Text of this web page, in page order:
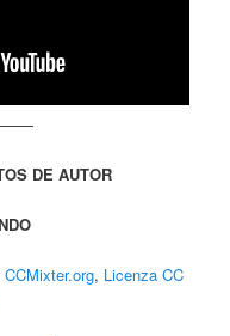
DE AUTOR
⁠CCMixter.org⁠⁠, ⁠⁠ Licenza CC